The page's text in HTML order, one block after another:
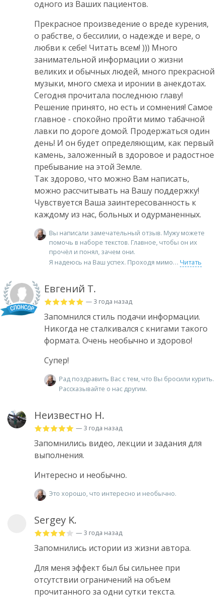
одного из Ваших пациентов.
Прекрасное произведение о вреде курения,
о рабстве, о бессилии, о надежде и вере, о
любви к себе! Читать всем! ))) Много
занимательной информации о жизни
великих и обычных людей, много прекрасной
музыки, много смеха и иронии в анекдотах.
Сегодня прочитала последнюю главу!
Решение принято, но есть и сомнения! Самое
главное - спокойно пройти мимо табачной
лавки по дороге домой. Продержаться один
день! И он будет определяющим, как первый
камень, заложенный в здоровое и радостное
пребывание на этой Земле.
Так здорово, что можно Вам написать,
можно рассчитывать на Вашу поддержку!
Чувствуется Ваша заинтересованность к
каждому из нас, больных и одурманенных.
Вы написали замечательный отзыв. Мужу можете
помочь в наборе текстов. Главное, чтобы он их
прочёл и понял, зачем они.
Я надеюсь на Ваш успех. Проходя мимо
Читать
Евгений Т.
— 3 года назад
Запомнился стиль подачи информации.
Никогда не сталкивался с книгами такого
формата. Очень необычно и здорово!
Супер!
Рад поздравить Вас с тем, что Вы бросили курить.
Рассказывайте о нас другим.
Неизвестно Н.
— 3 года назад
Запомнились видео, лекции и задания для
выполнения.
Интересно и необычно.
Это хорошо, что интересно и необычно.
Sergey K.
— 3 года назад
Запомнились истории из жизни автора.
Для меня эффект был бы сильнее при
отсутствии ограничений на объем
прочитанного за одни сутки текста.